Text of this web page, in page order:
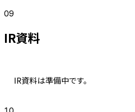
09
IR資料
IR資料は準備中です。